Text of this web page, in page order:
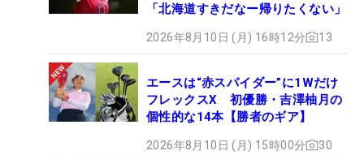
「北海道すきだなー帰りたくない」
2026年8月10日 (月) 16時12分 13
エースは“赤スパイダー”に1Wだけ
フレックスX 初優勝・吉澤柚月の
個性的な14本【勝者のギア】
2026年8月10日 (月) 15時00分 30